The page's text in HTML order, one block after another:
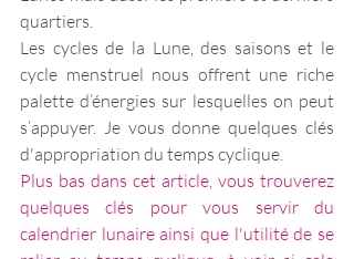
quartiers.
Les cycles de la Lune, des saisons et le
cycle menstruel nous offrent une riche
palette d’énergies sur lesquelles on peut
s’appuyer. Je vous donne quelques clés
d'appropriation du temps cyclique.
Plus bas dans cet article, vous trouverez
quelques clés pour vous servir du
calendrier lunaire ainsi que l'utilité de se